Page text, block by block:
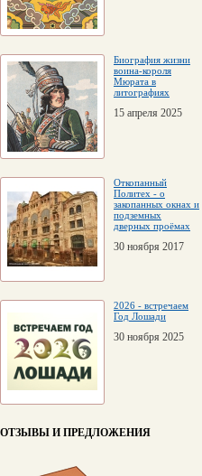
Биография жизни
воина-короля
Мюрата в
литографиях
15 апреля 2025
Откопанный
Политех - о
закопанных окнах и
подземных
дверных проёмах
30 ноября 2017
2026 - встречаем
Год Лошади
30 ноября 2025
ОТЗЫВЫ И ПРЕДЛОЖЕНИЯ